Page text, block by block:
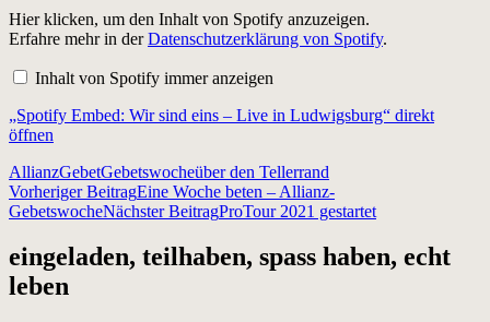
Your
Love
Ever)“
von
anzeigen
„Spotify
Embed:
Wir
eins
Live
in
Ludwigsburg“
von
Spotify
anzeigen
Hier klicken, um den Inhalt von Spotify anzuzeigen.
Erfahre mehr in derDatenschutzerklärung von Spotify.
Inhalt von Spotify immer anzeigen
„Spotify Embed: Wir sind eins – Live in Ludwigsburg“ direkt
öffnen
AllianzGebetGebetswocheüber den Tellerrand
Beitragsnavigation
Vorheriger BeitragEine Woche beten – Allianz-
GebetswocheNächster BeitragProTour 2021 gestartet
eingeladen, teilhaben, spass haben, echt
leben